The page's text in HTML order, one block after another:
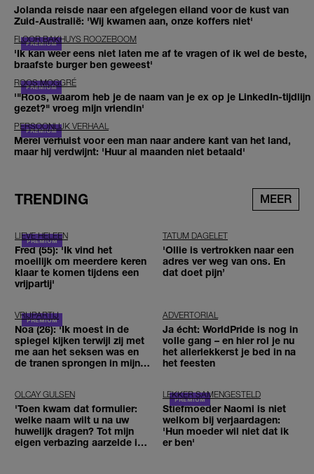
Jolanda reisde naar een afgelegen eiland voor de kust van
Zuid-Australië: 'Wij kwamen aan, onze koffers niet'
FLOOR BAKHUYS ROOZEBOOM
'Ik kan weer eens niet laten me af te vragen of ik wel de beste,
braafste burger ben geweest'
ROOS MOGGRÉ
'"Roos, waarom heb je de naam van je ex op je LinkedIn-tijdlijn
gezet?" vroeg mijn vriendin'
PERSOONLIJK VERHAAL
Merel verhuist voor een man naar andere kant van het land,
maar hij verdwijnt: 'Huur al maanden niet betaald'
TRENDING MEER
LIEVE HELEEN
Fred (55): 'Ik vind het
moeilijk om meerdere keren
klaar te komen tijdens een
vrijpartij'
TATUM DAGELET
'Ollie is vertrokken naar een
adres ver weg van ons. En
dat doet pijn’
VRIJPARTIJ
Noa (26): 'Ik moest in de
spiegel kijken terwijl zij met
me aan het seksen was en
de tranen sprongen in mijn
ADVERTORIAL
Ja écht: WorldPride is nog in
volle gang – en hier rol je nu
het allerlekkerst je bed in na
het feesten
OLCAY GULSEN
'Toen kwam dat formulier:
welke naam wilt u na uw
huwelijk dragen? Tot mijn
eigen verbazing aarzelde ik
LEKKER SAMENGESTELD
Stiefmoeder Naomi is niet
welkom bij verjaardagen:
'Hun moeder wil niet dat ik
er ben'